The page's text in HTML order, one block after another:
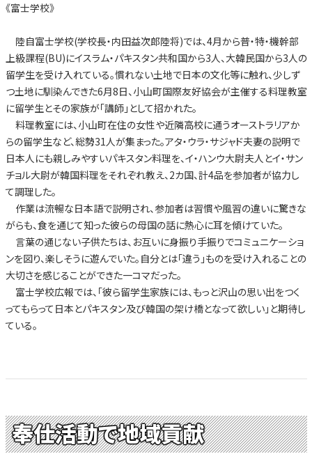
《富士学校》
陸自富士学校(学校長・内田益次郎陸将)では、4月から普・特・機幹部
上級課程(BU)にイスラム・パキスタン共和国から3人、大韓民国から3人の
留学生を受け入れている。慣れない土地で日本の文化等に触れ、少しず
つ土地に馴染んできた6月8日、小山町国際友好協会が主催する料理教室
に留学生とその家族が「講師」として招かれた。
料理教室には、小山町在住の女性や近隣高校に通うオーストラリアか
らの留学生など、総勢31人が集まった。アタ・ウラ・サジャド夫妻の説明で
日本人にも親しみやすいパキスタン料理を、イ・ハンウ大尉夫人とイ・サン
チョル大尉が韓国料理をそれぞれ教え、2カ国、計4品を参加者が協力し
て調理した。
作業は流暢な日本語で説明され、参加者は習慣や風習の違いに驚きな
がらも、食を通じて知った彼らの母国の話に熱心に耳を傾けていた。
言葉の通じない子供たちは、お互いに身振り手振りでコミュニケーショ
ンを図り、楽しそうに遊んでいた。自分とは「違う」ものを受け入れることの
大切さを感じることができた一コマだった。
富士学校広報では、「彼ら留学生家族には、もっと沢山の思い出をつく
ってもらって日本とパキスタン及び韓国の架け橋となって欲しい」と期待し
ている。
奉仕活動で地域貢献